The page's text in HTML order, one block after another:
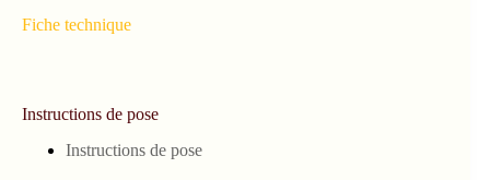
Fiche technique
Instructions de pose
Instructions de pose